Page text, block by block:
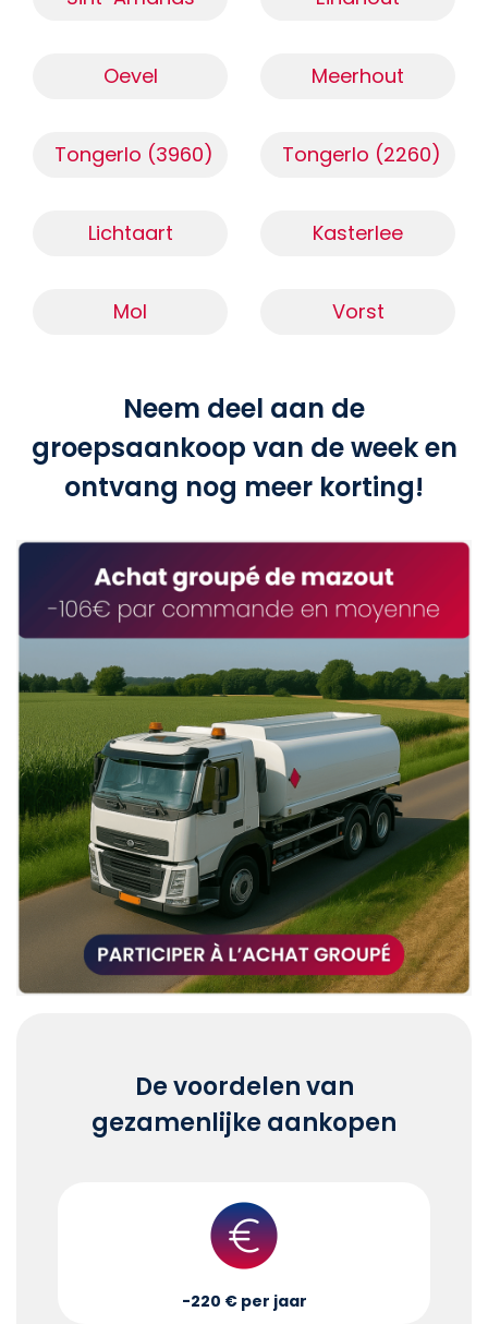
Oevel Meerhout
Tongerlo (3960) Tongerlo (2260)
Lichtaart Kasterlee
Mol Vorst
Neem deel aan de
groepsaankoop van de week en
ontvang nog meer korting!
De voordelen van
gezamenlijke aankopen
-220 € per jaar